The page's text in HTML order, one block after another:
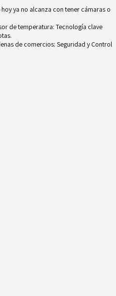
ya no alcanza con tener cámaras o
de temperatura: Tecnología clave
de comercios: Seguridad y Control